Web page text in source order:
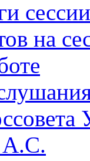
сессии
на
А.С.